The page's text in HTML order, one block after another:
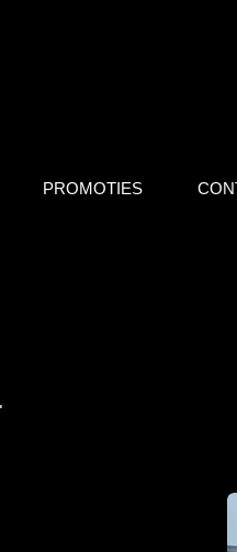
PROMOTIES